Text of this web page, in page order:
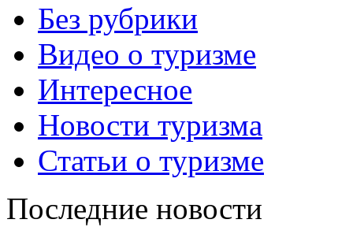
Без рубрики
Видео о туризме
Интересное
Новости туризма
Статьи о туризме
Последние новости